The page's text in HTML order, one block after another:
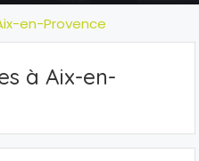
en-Provence
à Aix-en-